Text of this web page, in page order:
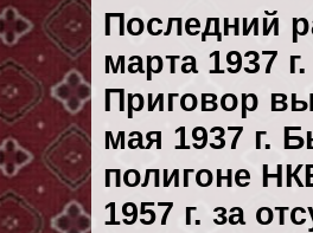
Последний
марта 1937 г.
Приговор
мая 1937 г.
полигоне
1957 г. за